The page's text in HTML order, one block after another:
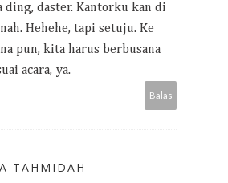
ding, daster. Kantorku kan di
Hehehe, tapi setuju. Ke
pun, kita harus berbusana
acara, ya.
Balas
TAHMIDAH